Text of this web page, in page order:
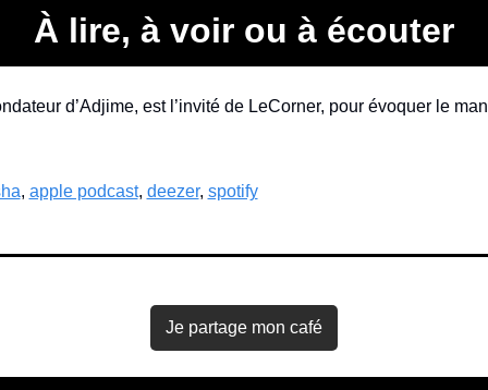
À lire, à voir ou à écouter
d’Adjime, est l’invité de LeCorner, pour évoquer le
, apple podcast, deezer, spotify
Je partage mon café